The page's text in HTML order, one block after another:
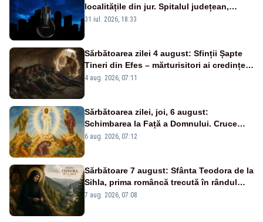
localitățile din jur. Spitalul județean,
semafoarele, rețelele de telefonie, grav
31 iul. 2026, 18:33
Sărbătoarea zilei 4 august: Sfinții Șapte
Tineri din Efes – mărturisitori ai credinței
și ai Învierii
4 aug. 2026, 07:11
Sărbătoarea zilei, joi, 6 august:
Schimbarea la Față a Domnului. Cruce
roșie în calendar și dezlegare la pește
6 aug. 2026, 07:12
Sărbătoare 7 august: Sfânta Teodora de la
Sihla, prima româncă trecută în rândul
sfinților
7 aug. 2026, 07:08